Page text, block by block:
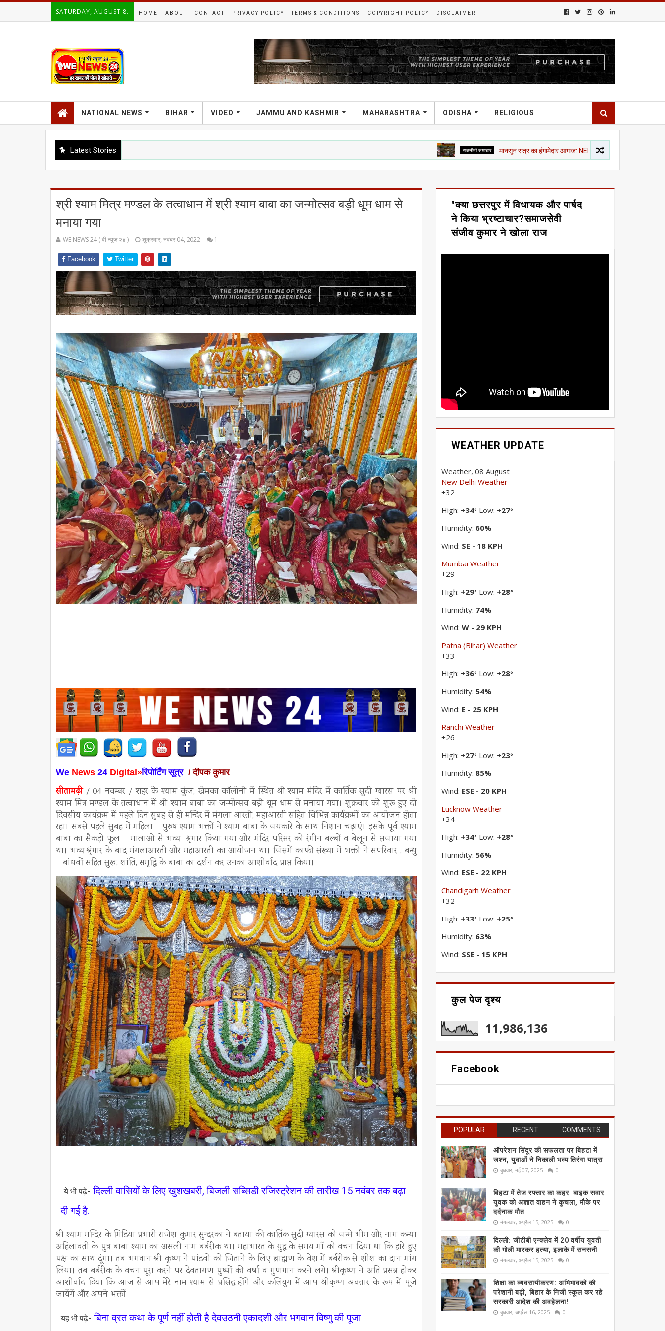
SATURDAY, AUGUST 8. HOME ABOUT CONTACT PRIVACY POLICY TERMS & CONDITIONS COPYRIGHT POLICY DISCLAIMER
NATIONAL NEWS BIHAR VIDEO JAMMU AND KASHMIR MAHARASHTRA ODISHA RELIGIOUS
Latest Stories राजनीती समाचार मानसून सत्र का हंगामेदार आगाज: NEET, राम मंदिर चंदा और CJP मार्च पर विपक्ष का
श्री श्याम मित्र मण्डल के तत्वाधान में श्री श्याम बाबा का जन्मोत्सव बड़ी धूम धाम से
मनाया गया
WE NEWS 24 ( वी न्यूज २४ ) शुक्रवार, नवंबर 04, 2022 1
Facebook Twitter
We News 24 Digital»रिपोर्टिंग सूत्र / दीपक कुमार
सीतामढ़ी/ 04 नवम्बर / शहर के श्याम कुंज, खेमका कॉलोनी में स्थित श्री श्याम मंदिर में कार्तिक सुदी ग्यारस पर श्री
श्याम मित्र मण्डल के तत्वाधान में श्री श्याम बाबा का जन्मोत्सव बड़ी धूम धाम से मनाया गया। शुक्रवार को शुरू हुए दो
दिवसीय कार्यक्रम में पहले दिन सुबह से ही मन्दिर में मंगला आरती, महाआरती सहित विभिन्न कार्यक्रमों का आयोजन होता
रहा। सबसे पहले सुबह में महिला - पुरुष श्याम भक्तों ने श्याम बाबा के जयकारे के साथ निशान चढ़ाएं। इसके पूर्व श्याम
बाबा का सैकड़ो फूल – मालाओ से भव्य श्रृंगार किया गया और मंदिर परिसर को रंगीन बल्बों व बेलून से सजाया गया
था। भव्य श्रृंगार के बाद मंगलाआरती और महाआरती का आयोजन था। जिसमें काफी संख्या में भक्तो ने सपरिवार , बन्धु
– बांधवों सहित सुख, शांति, समृद्धि के बाबा का दर्शन कर उनका आशीर्वाद प्राप्त किया।
ये भी पढ़े- दिल्ली वासियों के लिए खुशखबरी, बिजली सब्सिडी रजिस्ट्रेशन की तारीख 15 नवंबर तक बढ़ा
दी गई है.
श्री श्याम मन्दिर के मिडिया प्रभारी राजेश कुमार सुन्दरका ने बताया की कार्तिक सुदी ग्यारस को जन्मे भीम और नाग कन्या
अहिलावती के पुत्र बाबा श्याम का असली नाम बर्बरीक था। महाभारत के युद्ध के समय माँ को वचन दिया था कि हारे हुए
पक्ष का साथ दूंगा। तब भगवान श्री कृष्ण ने पांडवो को जिताने के लिए ब्राह्मण के वेश में बर्बरीक से शीश का दान मांग
लिया। तब बर्बरीक के वचन पूरा करने पर देवतागण पुष्पों की वर्षा व गुणगान करने लगे। श्रीकृष्ण ने अति प्रसन्न होकर
आशीर्वाद दिया कि आज से आप मेरे नाम श्याम से प्रसिद्ध होंगे और कलियुग में आप श्रीकृष्ण अवतार के रूप में पूजे
जायेंगें और अपने भक्तों
यह भी पढ़े- बिना व्रत कथा के पूर्ण नहीं होती है देवउठनी एकादशी और भगवान विष्णु की पूजा
"क्या छत्तरपुर में विधायक और पार्षद
ने किया भ्रष्टाचार?समाजसेवी
संजीव कुमार ने खोला राज
WEATHER UPDATE
Weather, 08 August
New Delhi Weather
+32
High: +34° Low: +27°
Humidity: 60%
Wind: SE - 18 KPH
Mumbai Weather
+29
High: +29° Low: +28°
Humidity: 74%
Wind:W - 29 KPH
Patna (Bihar) Weather
+33
High: +36° Low: +28°
Humidity: 54%
Wind: E - 25 KPH
Ranchi Weather
+26
High: +27° Low: +23°
Humidity: 85%
Wind: ESE - 20 KPH
Lucknow Weather
+34
High: +34° Low: +28°
Humidity: 56%
Wind: ESE - 22 KPH
Chandigarh Weather
+32
High: +33° Low: +25°
Humidity: 63%
Wind: SSE - 15 KPH
कुल पेज दृश्य
11,986,136
Facebook
POPULAR RECENT COMMENTS
ऑपरेशन सिंदूर की सफलता पर बिहटा में
जश्न, युवाओं ने निकाली भव्य तिरंगा यात्रा
बुधवार, मई 07, 2025 0
बिहटा में तेज रफ्तार का कहर: बाइक सवार
युवक को अज्ञात वाहन ने कुचला, मौके पर
दर्दनाक मौत
मंगलवार, अप्रैल 15, 2025 0
दिल्ली: जीटीबी एन्क्लेव में 20 वर्षीय युवती
की गोली मारकर हत्या, इलाके में सनसनी
मंगलवार, अप्रैल 15, 2025 0
शिक्षा का व्यवसायीकरण: अभिभावकों की
परेशानी बढ़ी, बिहार के निजी स्कूल कर रहे
सरकारी आदेश की अवहेलना!
बुधवार, अप्रैल 16, 2025 0